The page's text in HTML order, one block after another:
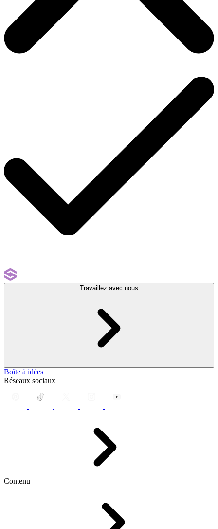
Travaillez avec nous
Boîte à idées
Réseaux sociaux
Contenu